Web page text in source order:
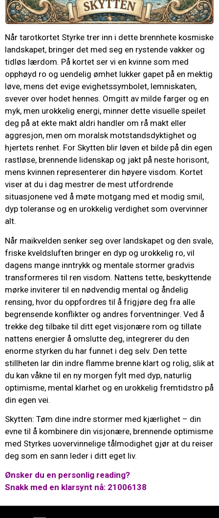
Når tarotkortet Styrke trer inn i dette brennhete kosmiske
landskapet, bringer det med seg en rystende vakker og
tidløs lærdom. På kortet ser vi en kvinne som med
opphøyd ro og uendelig ømhet lukker gapet på en mektig
løve, mens det evige evighetssymbolet, lemniskaten,
svever over hodet hennes. Omgitt av milde farger og en
myk, men urokkelig energi, minner dette visuelle speilet
deg på at ekte makt aldri handler om rå makt eller
aggresjon, men om moralsk motstandsdyktighet og
hjertets renhet. For Skytten blir løven et bilde på din egen
rastløse, brennende lidenskap og jakt på neste horisont,
mens kvinnen representerer din høyere visdom. Kortet
viser at du i dag mestrer de mest utfordrende
situasjonene ved å møte motgang med et modig smil,
dyp toleranse og en urokkelig verdighet som overvinner
alt.
Når maikvelden senker seg over landskapet og den svale,
friske kveldsluften bringer en dyp og urokkelig ro, vil
dagens mange inntrykk og mentale stormer gradvis
transformeres til ren visdom. Nattens tette, beskyttende
mørke inviterer til en nødvendig mental og åndelig
rensing, hvor du oppfordres til å frigjøre deg fra alle
begrensende konflikter og andres forventninger. Ved å
trekke deg tilbake til ditt eget visjonære rom og tillate
nattens energier å omslutte deg, integrerer du den
enorme styrken du har funnet i deg selv. Den tette
stillheten lar din indre flamme brenne klart og rolig, slik at
du kan våkne til en ny morgen fylt med dyp, naturlig
optimisme, mental klarhet og en urokkelig fremtidstro på
din egen vei.
Skytten: Tøm dine indre stormer med kjærlighet – din
evne til å kombinere din visjonære, brennende optimisme
med Styrkes uovervinnelige tålmodighet gjør at du reiser
deg som en sann leder i ditt eget liv.
Ønsker du en personlig reading?
Snakk med en klarsynt nå: 21006138